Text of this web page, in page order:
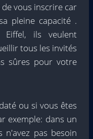
vous inscrire car
pleine capacité .
ils veulent
tous les invités
sûres pour votre
ou si vous êtes
exemple: dans un
n'avez pas besoin